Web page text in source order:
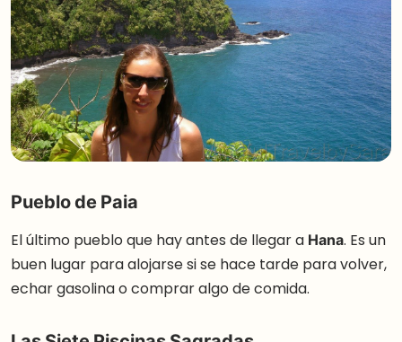
Pueblo de Paia
El último pueblo que hay antes de llegar a Hana. Es un
buen lugar para alojarse si se hace tarde para volver,
echar gasolina o comprar algo de comida.